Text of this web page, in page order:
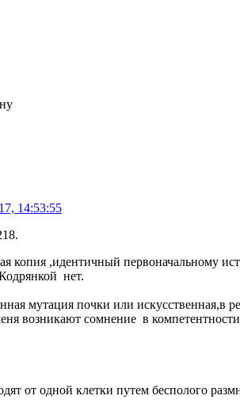
14:53:55
копия ,идентичный первоначальному
нет.
мутация почки или искусственная,в
возникают сомнение в
от одной клетки путем бесполого